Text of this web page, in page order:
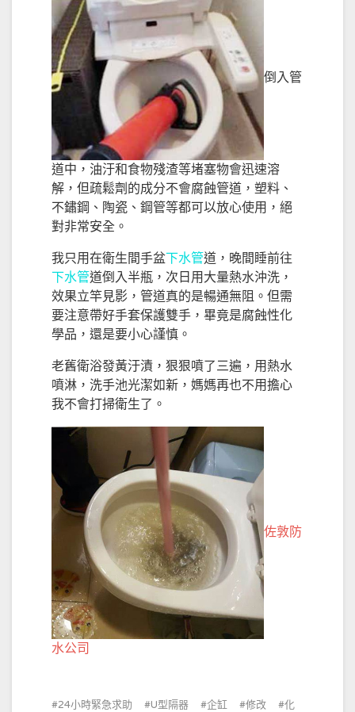
倒入管
道中，油汙和食物殘渣等堵塞物會迅速溶
解，但疏鬆劑的成分不會腐蝕管道，塑料、
不鏽鋼、陶瓷、鋼管等都可以放心使用，絕
對非常安全。
我只用在衛生間手盆下水管道，晚間睡前往
下水管道倒入半瓶，次日用大量熱水沖洗，
效果立竿見影，管道真的是暢通無阻。但需
要注意帶好手套保護雙手，畢竟是腐蝕性化
學品，還是要小心謹慎。
老舊衛浴發黃汙漬，狠狠噴了三遍，用熱水
噴淋，洗手池光潔如新，媽媽再也不用擔心
我不會打掃衛生了。
佐敦防
水公司
24小時緊急求助 U型隔器 企缸 修改
化